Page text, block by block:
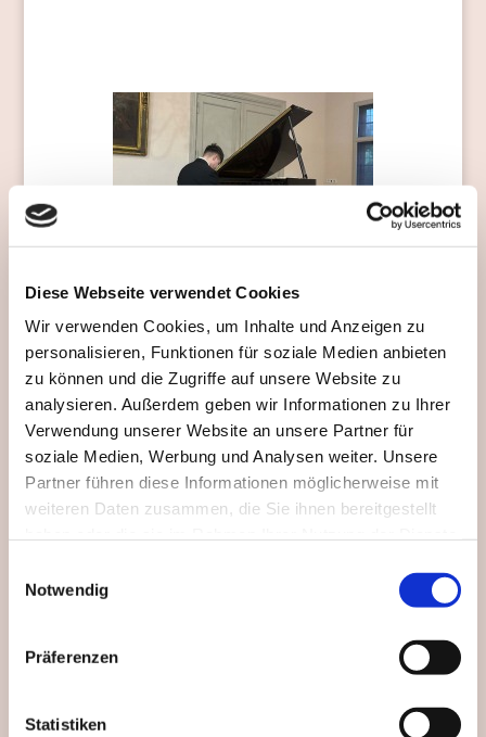
Diese Webseite verwendet Cookies
Wir verwenden Cookies, um Inhalte und Anzeigen zu
personalisieren, Funktionen für soziale Medien anbieten
zu können und die Zugriffe auf unsere Website zu
analysieren. Außerdem geben wir Informationen zu Ihrer
Verwendung unserer Website an unsere Partner für
soziale Medien, Werbung und Analysen weiter. Unsere
Partner führen diese Informationen möglicherweise mit
weiteren Daten zusammen, die Sie ihnen bereitgestellt
Notwendig
Präferenzen
Statistiken